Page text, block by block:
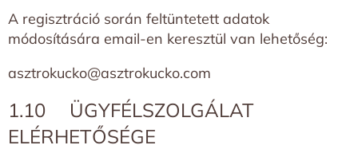
A regisztráció során feltüntetett adatok
módosítására email-en keresztül van lehetőség:
asztrokucko@asztrokucko.com
1.10 ÜGYFÉLSZOLGÁLAT
ELÉRHETŐSÉGE